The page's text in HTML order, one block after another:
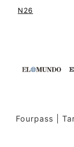
N26
Fourpass |